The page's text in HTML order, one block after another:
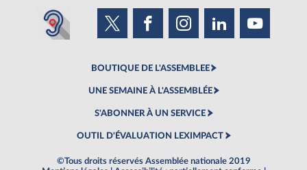
BOUTIQUE DE L'ASSEMBLEE
UNE SEMAINE À L'ASSEMBLÉE
S'ABONNER À UN SERVICE
OUTIL D'ÉVALUATION LEXIMPACT
©Tous droits réservés Assemblée nationale 2019